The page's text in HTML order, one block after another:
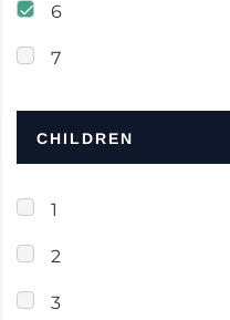
6
7
CHILDREN
1
2
3